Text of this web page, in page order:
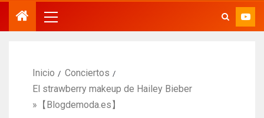
Inicio
Conciertos
El strawberry makeup de Hailey Bieber
»【Blogdemoda.es】